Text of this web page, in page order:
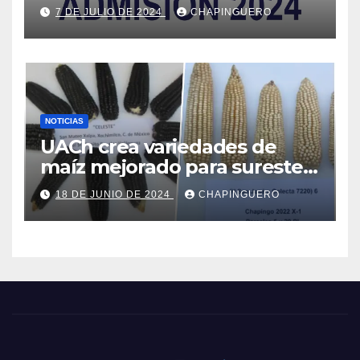
7 DE JULIO DE 2024 CHAPINGUERO
NOTICIAS
UACh crea variedades de
maíz mejorado para sureste
de Edo.Mex y Valles Altos
Centrales
18 DE JUNIO DE 2024 CHAPINGUERO